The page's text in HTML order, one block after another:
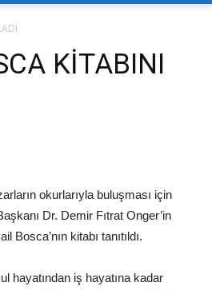
KİTABINI
okurlarıyla buluşması için
Dr. Demir Fıtrat Onger’in
Bosca’nın kitabı tanıtıldı.
hayatından iş hayatına kadar